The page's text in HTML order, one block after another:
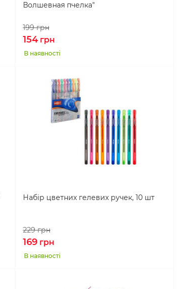
Волшевная пчелка"
199грн
154грн
В наявності
Набір цветних гелевих ручек, 10 шт
229грн
169грн
В наявності